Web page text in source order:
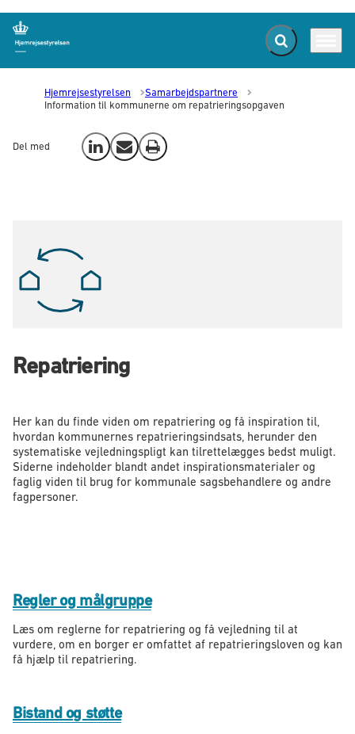
Gå til forsiden Fold søgefelt ud
Hjemrejsestyrelsen
Samarbejdspartnere
Information til kommunerne om repatrieringsopgaven
Del med Del på LinkedIn
Send email
Print
Repatriering
Her kan du finde viden om repatriering og få inspiration til,
hvordan kommunernes repatrieringsindsats, herunder den
systematiske vejledningspligt kan tilrettelægges bedst muligt.
Siderne indeholder blandt andet inspirationsmaterialer og
faglig viden til brug for kommunale sagsbehandlere og andre
fagpersoner.
Regler og målgruppe
Læs om reglerne for repatriering og få vejledning til at
vurdere, om en borger er omfattet af repatrieringsloven og kan
få hjælp til repatriering.
Bistand og støtte